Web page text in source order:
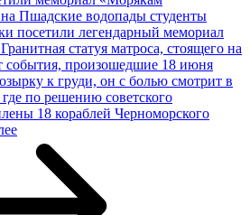
Пшадские водопады студенты
посетили легендарный мемориал
статуя матроса, стоящего на
события, произошедшие 18 июня
к груди, он с болью смотрит в
по решению советского
18 кораблей Черноморского